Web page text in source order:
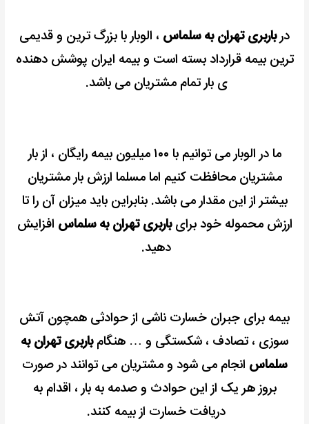
درباربری تهران به سلماس ، الوبار با بزرگ ترین و قدیمی
ترین بیمه قرارداد بسته است و بیمه ایران پوشش دهنده
ی بار تمام مشتریان می باشد.
ما در الوبار می توانیم با ۱۰۰ میلیون بیمه رایگان ، از بار
مشتریان محافظت کنیم اما مسلما ارزش بار مشتریان
بیشتر از این مقدار می باشد.بنابراین باید میزان آن را تا
ارزش محموله خود برایباربری تهران به سلماس افزایش
دهید.
بیمه برای جبران خسارت ناشی از حوادثی همچون آتش
سوزی ، تصادف ، شکستگی و … هنگامباربری تهران به
سلماس انجام می شود و مشتریان می توانند در صورت
بروز هر یک از این حوادث و صدمه به بار ، اقدام به
دریافت خسارت از بیمه کنند.